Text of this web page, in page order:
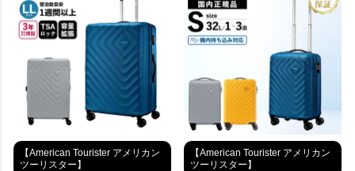
【American Tourister アメリカン
ツーリスター】
【American Tourister アメリカン
ツーリスター】